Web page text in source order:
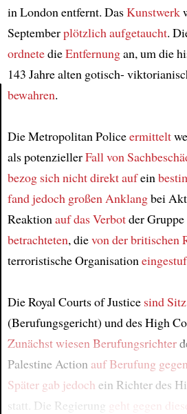
in London entfernt. DasKunstwerk
Septemberplötzlich aufgetaucht.
ordnetedieEntfernungan, um die
143 Jahre alten gotisch-
bewahren.
Die Metropolitan Policeermittelt
als potenziellerFall von
bezog sich nicht direkt aufein
fand jedoch großen Anklangbei
Reaktion auf das Verbotder Gruppe
betrachteten, dievon der britischen
terroristische Organisation
Die Royal Courts of Justice sind Sitz
(Berufungsgericht) und des High
Zunächstwiesen Berufungsrichter
Palestine Action auf Berufung gegen
Später gab jedoch ein Richter des
statt. Die Regierung geht gegen